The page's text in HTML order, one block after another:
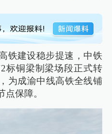
铁建设稳步提速，中铁
标铜梁制梁场段正式转
为成渝中线高铁全线铺
保障。